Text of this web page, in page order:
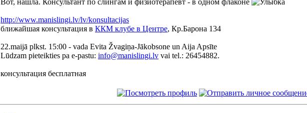
Вот, нашла. Консультант по слингам и физиотерапевт - в одном флаконе
http://www.manislingi.lv/lv/konsultacijas
ближайшая консультация в ККМ клубе в Центре, Кр.Барона 134
22.maijā plkst. 15:00 - vada Evita Žvagiņa-Jākobsone un Aija Apsīte
Lūdzam pieteikties pa e-pastu: info@manislingi.lv vai tel.: 26454882.
консультация бесплатная